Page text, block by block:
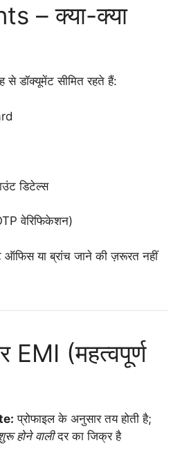
– क्या-क्या
से डॉक्यूमेंट सीमित रहते हैं:
डिटेल्स
वेरिफिकेशन)
ऑफिस या ब्रांच जाने की ज़रूरत नहीं
EMI (महत्वपूर्ण
प्रोफाइल के अनुसार तय होती है;
होने वालीदर का जिक्र है